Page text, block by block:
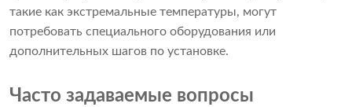
такие как экстремальные температуры, могут
потребовать специального оборудования или
дополнительных шагов по установке.
Часто задаваемые вопросы